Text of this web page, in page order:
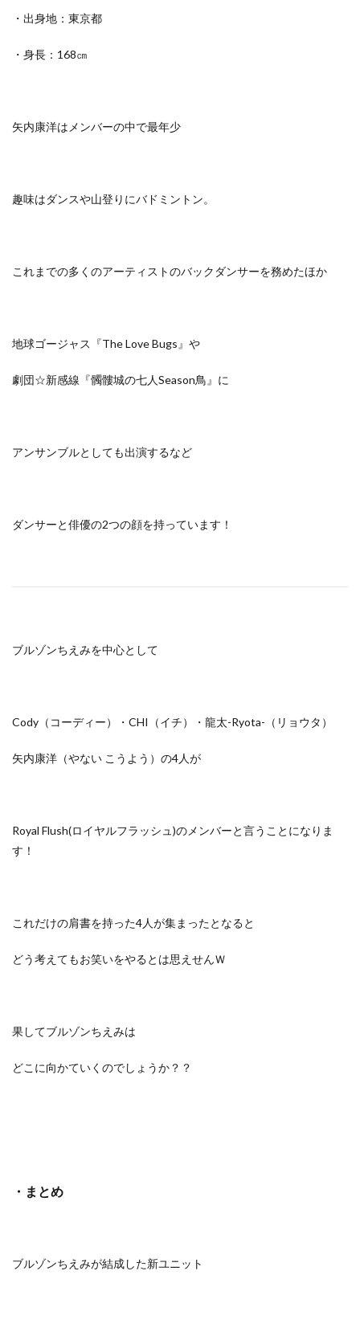
・出身地：東京都
・身長：168㎝
矢内康洋はメンバーの中で最年少
趣味はダンスや山登りにバドミントン。
これまでの多くのアーティストのバックダンサーを務めたほか
地球ゴージャス『The Love Bugs』 や
劇団☆新感線『髑髏城の七人Season鳥』 に
アンサンブルとしても出演するなど
ダンサーと俳優の2つの顔を持っています！
ブルゾンちえみを中心として
Cody（コーディー）・CHI（イチ）・龍太-Ryota-（リョウタ）
矢内康洋（やない こうよう）の4人が
Royal Flush(ロイヤルフラッシュ)のメンバーと言うことになりま
す！
これだけの肩書を持った4人が集まったとなると
どう考えてもお笑いをやるとは思えせんＷ
果してブルゾンちえみは
どこに向かていくのでしょうか？？
・まとめ
ブルゾンちえみが結成した新ユニット